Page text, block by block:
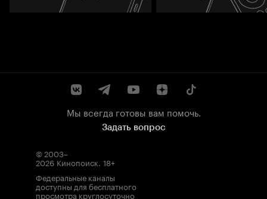
Мы всегда готовы вам помочь.
Задать вопрос
© 2003–
2026 Кинопоиск. 18+
Федеральные каналы
доступны для бесплатного
просмотра круглосуточно